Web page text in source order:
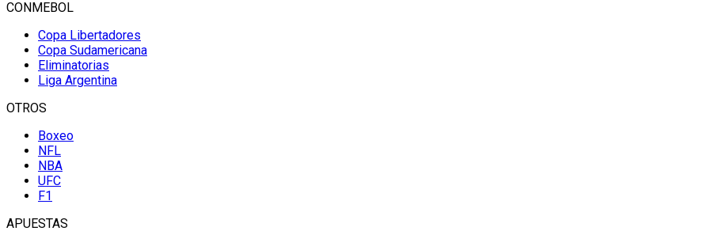
CONMEBOL
Copa Libertadores
Copa Sudamericana
Eliminatorias
Liga Argentina
OTROS
Boxeo
NFL
NBA
UFC
F1
APUESTAS